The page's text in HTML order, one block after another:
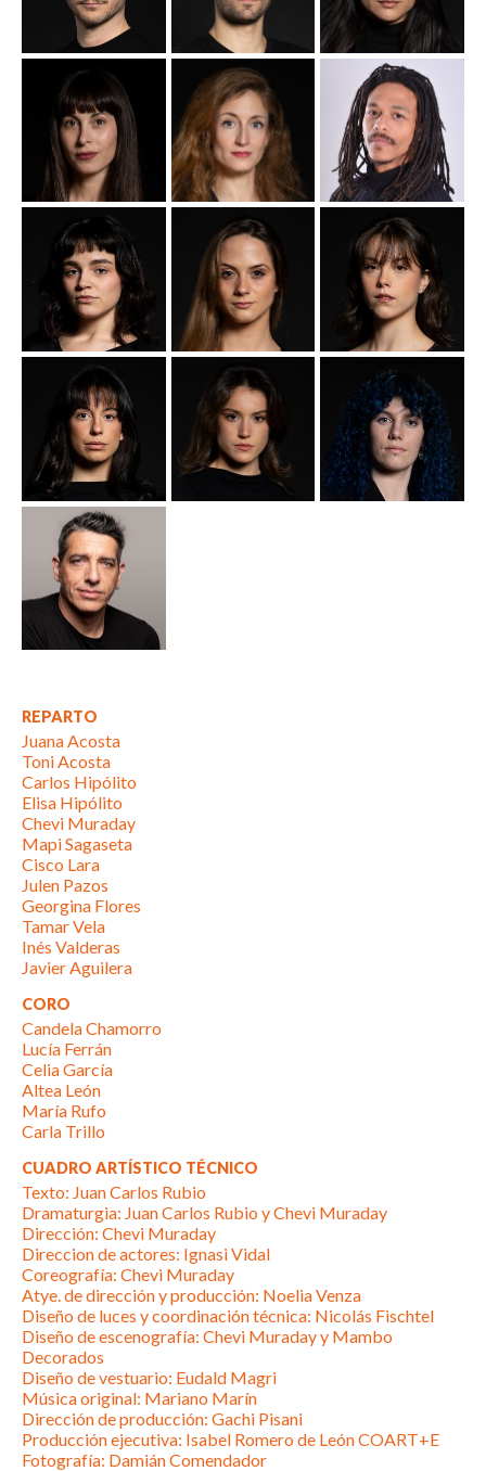
REPARTO
Juana Acosta
Toni Acosta
Carlos Hipólito
Elisa Hipólito
Chevi Muraday
Mapi Sagaseta
Cisco Lara
Julen Pazos
Georgina Flores
Tamar Vela
Inés Valderas
Javier Aguilera
CORO
Candela Chamorro
Lucía Ferrán
Celia García
Altea León
María Rufo
Carla Trillo
CUADRO ARTÍSTICO TÉCNICO
Texto: Juan Carlos Rubio
Dramaturgia: Juan Carlos Rubio y Chevi Muraday
Dirección: Chevi Muraday
Direccion de actores: Ignasi Vidal
Coreografía: Chevi Muraday
Atye. de dirección y producción: Noelia Venza
Diseño de luces y coordinación técnica: Nicolás Fischtel
Diseño de escenografía: Chevi Muraday y Mambo
Decorados
Diseño de vestuario: Eudald Magri
Música original: Mariano Marín
Dirección de producción: Gachi Pisani
Producción ejecutiva: Isabel Romero de León COART+E
Fotografía: Damián Comendador